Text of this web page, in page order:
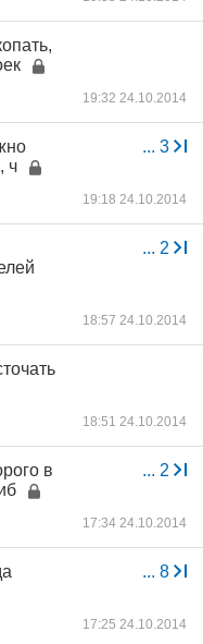
19:32 24.10.2014
... 3
ч
19:18 24.10.2014
... 2
18:57 24.10.2014
18:51 24.10.2014
... 2
в
17:34 24.10.2014
... 8
17:25 24.10.2014